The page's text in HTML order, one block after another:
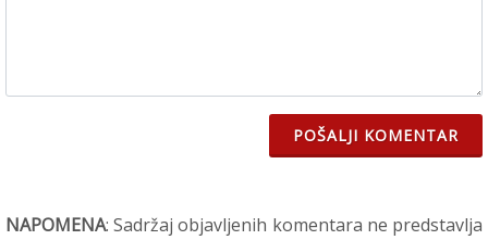
POŠALJI KOMENTAR
NAPOMENA: Sadržaj objavljenih komentara ne predstavlja